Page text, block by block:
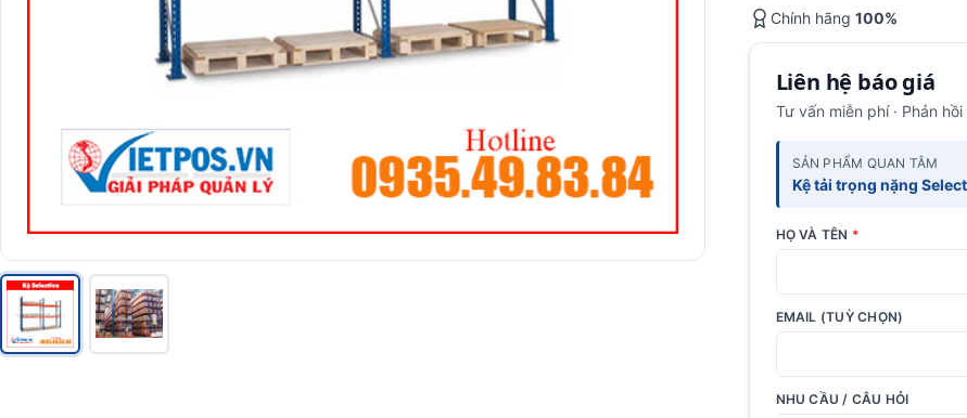
Chính hãng 100%
Liên hệ báo giá
Tư vấn miễn phí · Phản
SẢN PHẨM QUAN TÂM
Kệ tải trọng nặng
HỌ VÀ TÊN *
EMAIL (TUỲ CHỌN)
NHU CẦU / CÂU HỎI